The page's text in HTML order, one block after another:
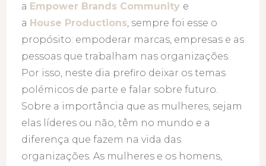
a Empower Brands Community e
a House Productions, sempre foi esse o
propósito: empoderar marcas, empresas e as
pessoas que trabalham nas organizações.
Por isso, neste dia prefiro deixar os temas
polémicos de parte e falar sobre futuro.
Sobre a importância que as mulheres, sejam
elas líderes ou não, têm no mundo e a
diferença que fazem na vida das
organizações. As mulheres e os homens,